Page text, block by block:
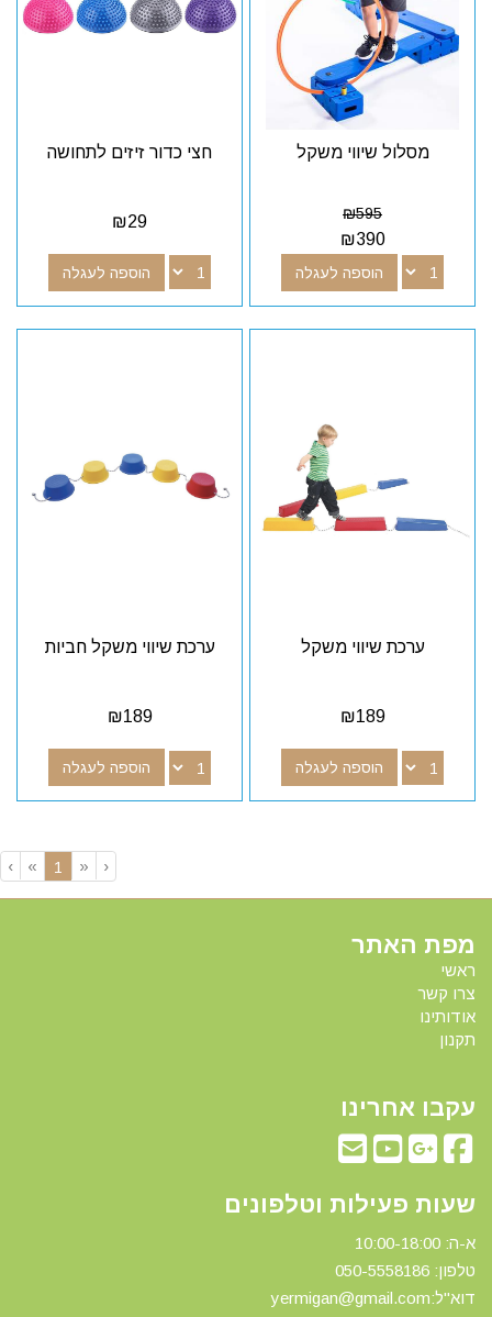
מסלול שיווי משקל
₪595
₪390
הוספה לעגלה
חצי כדור זיזים לתחושה
₪29
הוספה לעגלה
ערכת שיווי משקל
₪189
הוספה לעגלה
ערכת שיווי משקל חביות
₪189
הוספה לעגלה
‹
«
1
»
›
מפת האתר
ראשי
צרו קשר
אודותינו
תקנון
עקבו אחרינו
שעות פעילות וטלפונים
א-ה: 10:00-18:00
טלפון: 0 50-5558186
דוא"ל:yermigan@gmail.com